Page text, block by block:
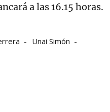
a las 16.15 horas.
Unai Simón